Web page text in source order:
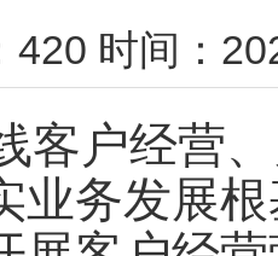
420 时间：
客户经营
业务发展